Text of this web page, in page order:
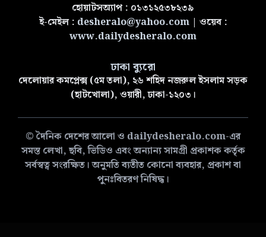
হোয়াটসঅ্যাপ : ০১৩১২৫৩৮২৩৯
ই-মেইল : desheralo@yahoo.com| ওয়েব :
www.dailydesheralo.com
ঢাকা ব্যুরো
দেলোয়ার কমপ্লেক্স (৫ম তলা), ২৬ শহিদ নজরুল ইসলাম সড়ক
(হাটখোলা), ওয়ারী, ঢাকা-১২০৩।
© দৈনিক দেশের আলো ও dailydesheralo.com-এর
সমস্ত লেখা, ছবি, ভিডিও এবং অন্যান্য সামগ্রী প্রকাশক কর্তৃক
সর্বস্বত্ব সংরক্ষিত। অনুমতি ব্যতীত কোনো ব্যবহার, প্রকাশ বা
পুনঃবিতরণ নিষিদ্ধ।